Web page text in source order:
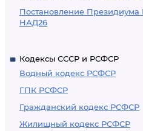
Постановление Президиума
НАД26
Кодексы СССР и РСФСР
Водный кодекс РСФСР
ГПК РСФСР
Гражданский кодекс РСФСР
Жилищный кодекс РСФСР